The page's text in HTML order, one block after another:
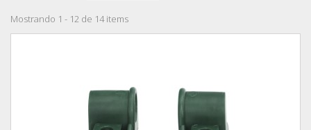
Mostrando 1 - 12 de 14 items